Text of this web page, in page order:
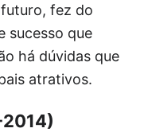
fez do
sucesso que
há dúvidas que
atrativos.